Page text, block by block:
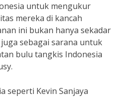
untuk mengukur
mereka di kancah
ini bukan hanya sekadar
sebagai sarana untuk
bulu tangkis Indonesia
seperti Kevin Sanjaya